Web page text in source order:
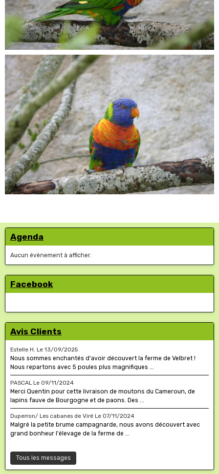
Agenda
Aucun évènement à afficher.
Facebook
Avis Clients
Estelle H. Le 13/09/2025
Nous sommes enchantés d'avoir découvert la ferme de Velbret !
Nous repartons avec 5 poules plus magnifiques ...
PASCAL Le 09/11/2024
Merci Quentin pour cette livraison de moutons du Cameroun, de
lapins fauve de Bourgogne et de paons. Des ...
Duperron/ Les cabanes de Viré Le 07/11/2024
Malgré la petite brume campagnarde, nous avons découvert avec
grand bonheur l'élevage de la ferme de ...
Tous les messages